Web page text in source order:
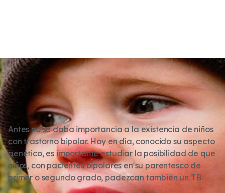
Antes no se daba importancia a la existencia de niños
con trastorno bipolar. Hoy en día, conocido su aspecto
genético, es importante estudiar la posibilidad de que
niños, con pacientes bipolares en su parentesco de
primer o segundo grado, padezcan también un TB.